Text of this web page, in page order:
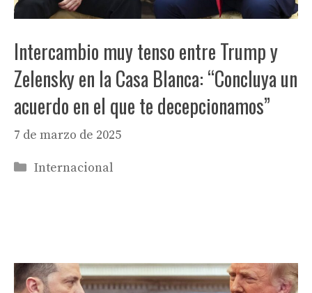
Intercambio muy tenso entre Trump y
Zelensky en la Casa Blanca: “Concluya un
acuerdo en el que te decepcionamos”
7 de marzo de 2025
Categorías
Internacional